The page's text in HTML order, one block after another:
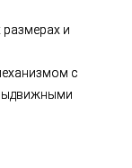
и
с